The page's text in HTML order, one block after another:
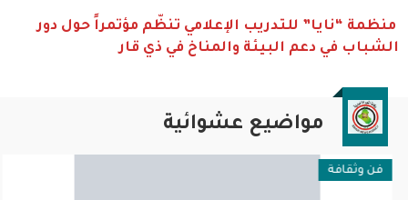
منظمة “نايا” للتدريب الإعلامي تنظّم مؤتمراً حول دور
الشباب في دعم البيئة والمناخ في ذي قار
مواضيع عشوائية
فن وثقافة